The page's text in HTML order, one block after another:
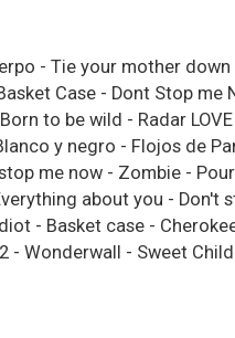
- Tie your mother down
Case - Dont Stop me
to be wild - Radar
y negro - Flojos de
me now - Zombie -
about you - Don't
- Basket case -
- Wonderwall - Sweet